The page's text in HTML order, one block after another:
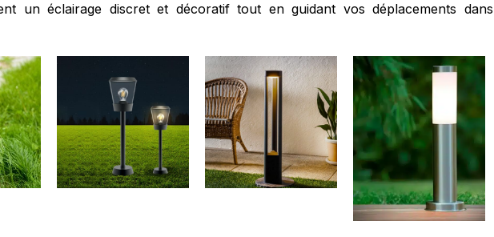
un éclairage discret et décoratif tout en guidant vos déplacements dans